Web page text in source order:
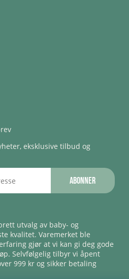
eksklusive tilbud og
Abonner
utvalg av baby- og
kvalitet. Varemerket ble
gjør at vi kan gi deg gode
Selvfølgelig tilbyr vi åpent
999 kr og sikker betaling